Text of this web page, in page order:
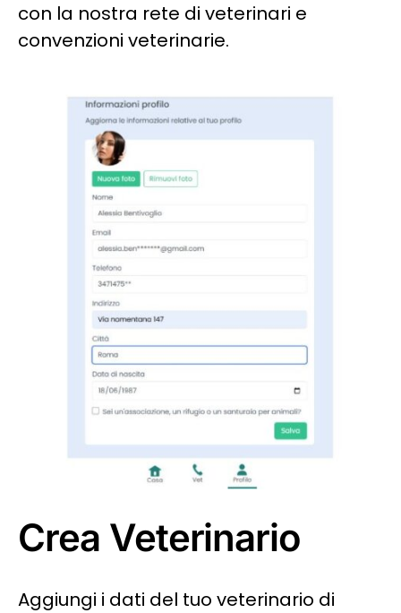
con la nostra rete di veterinari e
convenzioni veterinarie.
Crea Veterinario
Aggiungi i dati del tuo veterinario di